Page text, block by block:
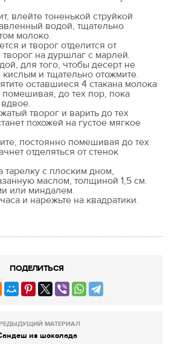
влейте тоненькой струйкой
водой, тщательно
молоко.
и творог отделится от
творог на дуршлаг с марлей.
для того, чтобы десерт не
и тщательно отожмите.
оставшиеся 4 стакана молока
помешивая, до тех пор, пока
творог и варить до тех
похожей на густое мягкое
постоянно помешивая до тех
отделяться от стенок
тарелку с плоским дном,
маслом, толщиной 1,5 см.
или миндалем.
и нарежьте на квадратики.
ПОДЕЛИТЬСЯ
МАТЕРИАЛ
из шоколада